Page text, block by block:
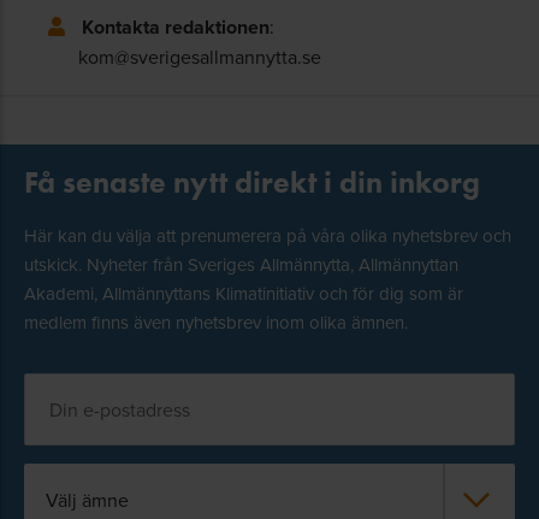
Kontakta redaktionen:
kom@sverigesallmannytta.se
Få senaste nytt direkt i din inkorg
Här kan du välja att prenumerera på våra olika nyhetsbrev och
utskick. Nyheter från Sveriges Allmännytta, Allmännyttan
Akademi, Allmännyttans Klimatinitiativ och för dig som är
medlem finns även nyhetsbrev inom olika ämnen.
Välj ämne